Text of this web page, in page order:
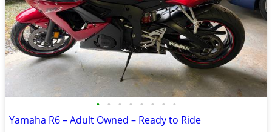
• • • • • • • •
Yamaha R6 – Adult Owned – Ready to Ride